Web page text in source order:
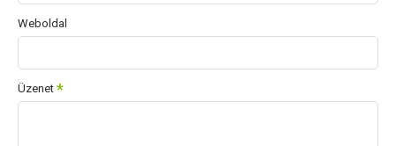
Weboldal
Üzenet